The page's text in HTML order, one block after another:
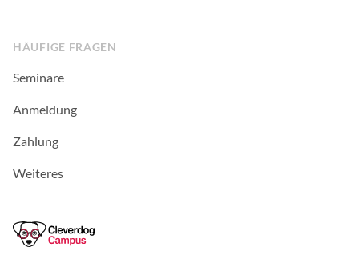
HÄUFIGE FRAGEN
Seminare
Anmeldung
Zahlung
Weiteres
Cleverdog Campus